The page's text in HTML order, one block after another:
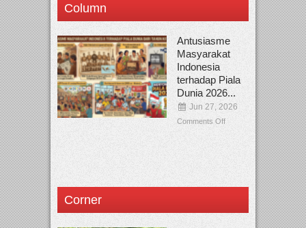
Column
Antusiasme
Masyarakat
Indonesia
terhadap Piala
Dunia 2026...
Jun 27, 2026
Comments Off
Corner